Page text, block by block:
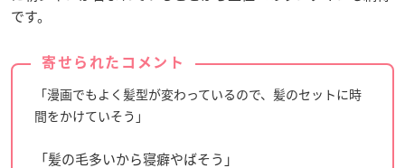
です。
寄せられたコメント
「漫画でもよく髪型が変わっているので、髪のセットに時
間をかけていそう」
「髪の毛多いから寝癖やばそう」